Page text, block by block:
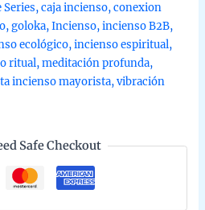
Series,caja incienso,conexion
,goloka,Incienso,incienso B2B,
ecológico,incienso espiritual,
ritual,meditación profunda,
incienso mayorista,vibración
Safe Checkout